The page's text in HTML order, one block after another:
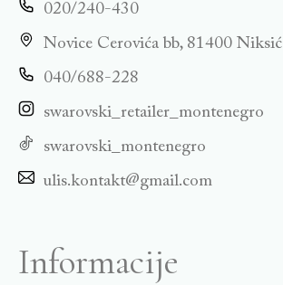
020/240-430
Novice Cerovića bb, 81400 Niksić
040/688-228
swarovski_retailer_montenegro
swarovski_montenegro
ulis.kontakt@gmail.com
Informacije